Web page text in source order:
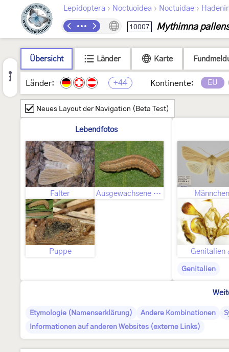
Lepidoptera › Noctuoidea › Noctuidae ›
10007 Mythimna
Übersicht Länder Karte
Länder: +44 Kontinente: EU
Neues Layout der Navigation (Beta Test)
Lebendfotos
Falter Ausgewachsene Raupe
Puppe
Männchen
Genitalien
Genitalien
Etymologie (Namenserklärung) Andere Kombinationen
Informationen auf anderen Websites (externe Links)